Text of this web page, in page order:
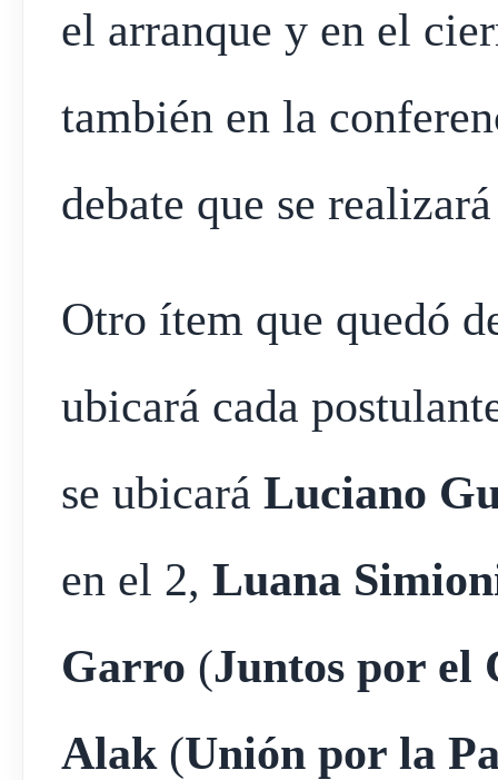
el arranque y en el
también en la
debate que se
Otro ítem que quedó
ubicará cada
se ubicará Luciano
en el 2, Luana
Garro (Juntos por el
Alak (Unión por la